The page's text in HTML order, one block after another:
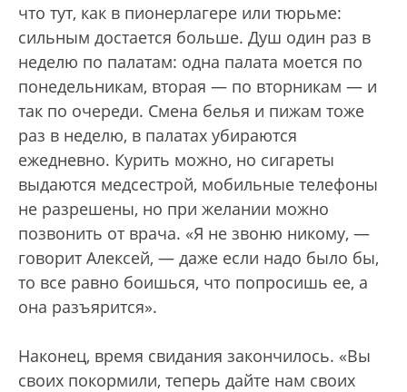
что тут, как в пионерлагере или тюрьме:
сильным достается больше. Душ один раз в
неделю по палатам: одна палата моется по
понедельникам, вторая — по вторникам — и
так по очереди. Смена белья и пижам тоже
раз в неделю, в палатах убираются
ежедневно. Курить можно, но сигареты
выдаются медсестрой, мобильные телефоны
не разрешены, но при желании можно
позвонить от врача. «Я не звоню никому, —
говорит Алексей, — даже если надо было бы,
то все равно боишься, что попросишь ее, а
она разъярится».
Наконец, время свидания закончилось. «Вы
своих покормили, теперь дайте нам своих